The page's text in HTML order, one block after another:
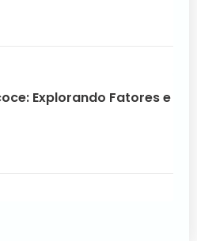
Explorando Fatores e